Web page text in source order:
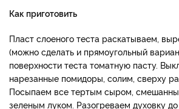
Как приготовить
Пласт слоеного теста раскатываем,
(можно сделать и прямоугольный
поверхности теста томатную пасту.
нарезанные помидоры, солим, сверху
Посыпаем все тертым сыром,
зеленым луком. Разогреваем духовку до